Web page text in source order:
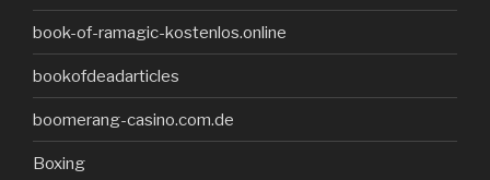
book-of-ramagic-kostenlos.online
bookofdeadarticles
boomerang-casino.com.de
Boxing